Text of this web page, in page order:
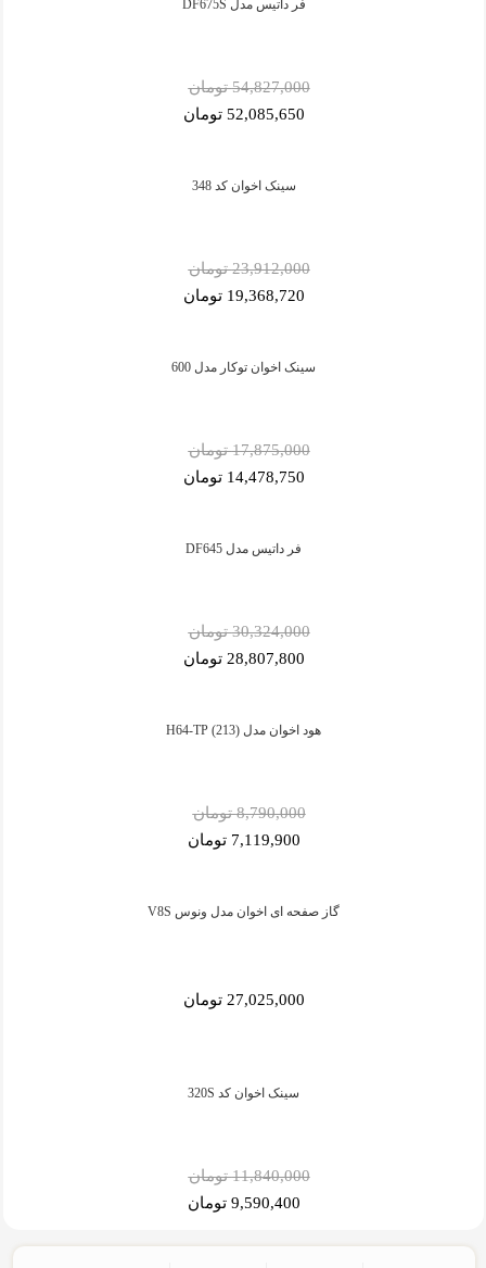
فر داتیس مدل DF675S
54,827,000 تومان
52,085,650 تومان
سینک اخوان کد 348
23,912,000 تومان
19,368,720 تومان
سینک اخوان توکار مدل 600
17,875,000 تومان
14,478,750 تومان
فر داتیس مدل DF645
30,324,000 تومان
28,807,800 تومان
هود اخوان مدل H64-TP (213)
8,790,000 تومان
7,119,900 تومان
گاز صفحه ای اخوان مدل ونوس V8S
27,025,000 تومان
سینک اخوان کد 320S
11,840,000 تومان
9,590,400 تومان